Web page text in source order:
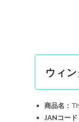
ウィ
商品名：
JANコード